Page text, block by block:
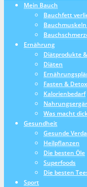
Mein Bauch
Bauchfett
Ernährung
Diätprodukte
Diäten
Fasten & Detox
Kalorienbedarf
Was macht
Gesundheit
Gesunde
Heilpflanzen
Die besten Öle
Superfoods
Die besten
Sport